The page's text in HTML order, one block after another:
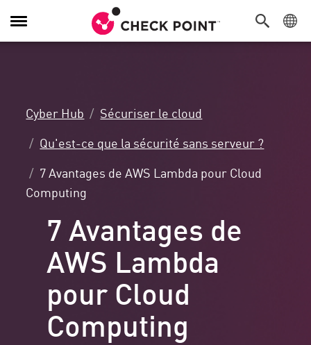
Navigation
dans
Cyber Hub
Sécuriser le cloud
Qu'est-ce que la sécurité sans serveur ?
7 Avantages de AWS Lambda pour Cloud
Computing
7 Avantages de
AWS Lambda
pour Cloud
Computing